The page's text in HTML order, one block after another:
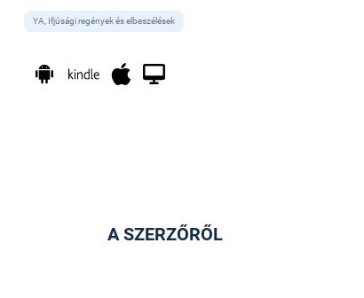
YA, Ifjúsági regények és elbeszélések
A SZERZŐRŐL